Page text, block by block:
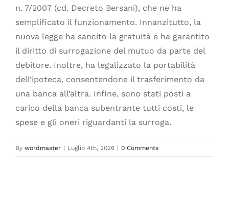
n. 7/2007 (cd. Decreto Bersani), che ne ha
semplificato il funzionamento. Innanzitutto, la
nuova legge ha sancito la gratuità e ha garantito
il diritto di surrogazione del mutuo da parte del
debitore. Inoltre, ha legalizzato la portabilità
dell’ipoteca, consentendone il trasferimento da
una banca all’altra. Infine, sono stati posti a
carico della banca subentrante tutti costi, le
spese e gli oneri riguardanti la surroga.
By wordmaster | Luglio 4th, 2026 | 0 Comments